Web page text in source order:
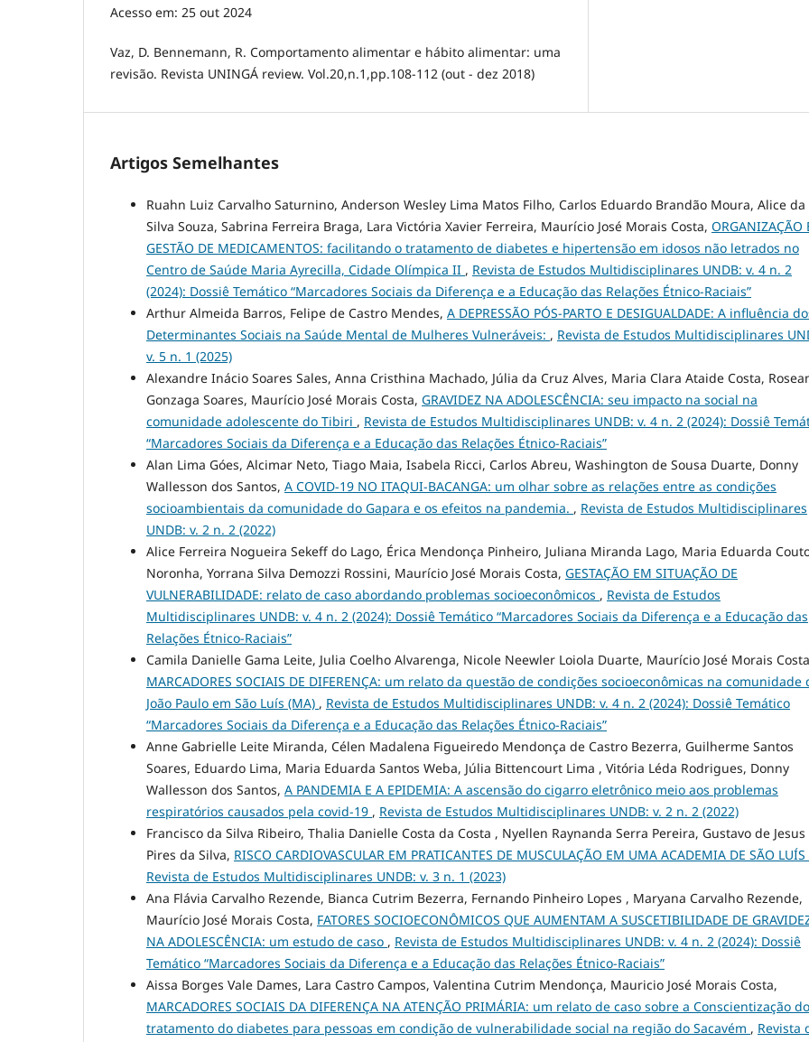
Acesso em: 25 out 2024
Vaz, D. Bennemann, R. Comportamento alimentar e hábito alimentar: uma
revisão. Revista UNINGÁ review. Vol.20,n.1,pp.108-112 (out - dez 2018)
Artigos Semelhantes
Ruahn Luiz Carvalho Saturnino, Anderson Wesley Lima Matos Filho, Carlos Eduardo Brandão Moura, Alice da
Silva Souza, Sabrina Ferreira Braga, Lara Victória Xavier Ferreira, Maurício José Morais Costa, ORGANIZAÇÃO
GESTÃO DE MEDICAMENTOS: facilitando o tratamento de diabetes e hipertensão em idosos não letrados no
Centro de Saúde Maria Ayrecilla, Cidade Olímpica II , Revista de Estudos Multidisciplinares UNDB: v. 4 n. 2
(2024): Dossiê Temático “Marcadores Sociais da Diferença e a Educação das Relações Étnico-Raciais”
Arthur Almeida Barros, Felipe de Castro Mendes, A DEPRESSÃO PÓS-PARTO E DESIGUALDADE: A influência
Determinantes Sociais na Saúde Mental de Mulheres Vulneráveis: , Revista de Estudos Multidisciplinares
v. 5 n. 1 (2025)
Alexandre Inácio Soares Sales, Anna Cristhina Machado, Júlia da Cruz Alves, Maria Clara Ataide Costa,
Gonzaga Soares, Maurício José Morais Costa, GRAVIDEZ NA ADOLESCÊNCIA: seu impacto na social na
comunidade adolescente do Tibiri , Revista de Estudos Multidisciplinares UNDB: v. 4 n. 2 (2024): Dossiê
“Marcadores Sociais da Diferença e a Educação das Relações Étnico-Raciais”
Alan Lima Góes, Alcimar Neto, Tiago Maia, Isabela Ricci, Carlos Abreu, Washington de Sousa Duarte, Donny
Wallesson dos Santos, A COVID-19 NO ITAQUI-BACANGA: um olhar sobre as relações entre as condições
socioambientais da comunidade do Gapara e os efeitos na pandemia. , Revista de Estudos Multidisciplinares
UNDB: v. 2 n. 2 (2022)
Alice Ferreira Nogueira Sekeff do Lago, Érica Mendonça Pinheiro, Juliana Miranda Lago, Maria Eduarda
Noronha, Yorrana Silva Demozzi Rossini, Maurício José Morais Costa, GESTAÇÃO EM SITUAÇÃO DE
VULNERABILIDADE: relato de caso abordando problemas socioeconômicos , Revista de Estudos
Multidisciplinares UNDB: v. 4 n. 2 (2024): Dossiê Temático “Marcadores Sociais da Diferença e a Educação das
Relações Étnico-Raciais”
Camila Danielle Gama Leite, Julia Coelho Alvarenga, Nicole Neewler Loiola Duarte, Maurício José Morais
MARCADORES SOCIAIS DE DIFERENÇA: um relato da questão de condições socioeconômicas na comunidade
João Paulo em São Luís (MA) , Revista de Estudos Multidisciplinares UNDB: v. 4 n. 2 (2024): Dossiê Temático
“Marcadores Sociais da Diferença e a Educação das Relações Étnico-Raciais”
Anne Gabrielle Leite Miranda, Célen Madalena Figueiredo Mendonça de Castro Bezerra, Guilherme Santos
Soares, Eduardo Lima, Maria Eduarda Santos Weba, Júlia Bittencourt Lima , Vitória Léda Rodrigues, Donny
Wallesson dos Santos, A PANDEMIA E A EPIDEMIA: A ascensão do cigarro eletrônico meio aos problemas
respiratórios causados pela covid-19 , Revista de Estudos Multidisciplinares UNDB: v. 2 n. 2 (2022)
Francisco da Silva Ribeiro, Thalia Danielle Costa da Costa , Nyellen Raynanda Serra Pereira, Gustavo de Jesus
Pires da Silva, RISCO CARDIOVASCULAR EM PRATICANTES DE MUSCULAÇÃO EM UMA ACADEMIA DE SÃO LUÍS
Revista de Estudos Multidisciplinares UNDB: v. 3 n. 1 (2023)
Ana Flávia Carvalho Rezende, Bianca Cutrim Bezerra, Fernando Pinheiro Lopes , Maryana Carvalho Rezende,
Maurício José Morais Costa, FATORES SOCIOECONÔMICOS QUE AUMENTAM A SUSCETIBILIDADE DE
NA ADOLESCÊNCIA: um estudo de caso , Revista de Estudos Multidisciplinares UNDB: v. 4 n. 2 (2024): Dossiê
Temático “Marcadores Sociais da Diferença e a Educação das Relações Étnico-Raciais”
Aissa Borges Vale Dames, Lara Castro Campos, Valentina Cutrim Mendonça, Mauricio José Morais Costa,
MARCADORES SOCIAIS DA DIFERENÇA NA ATENÇÃO PRIMÁRIA: um relato de caso sobre a Conscientização do
tratamento do diabetes para pessoas em condição de vulnerabilidade social na região do Sacavém , Revista